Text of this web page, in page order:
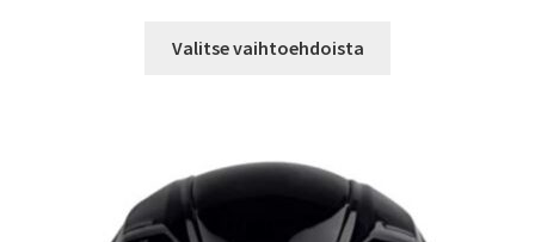
-
Valitse vaihtoehdoista
tehdä